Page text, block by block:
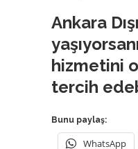
Ankara
hizmetini
tercih
Bunu paylaş:
WhatsApp